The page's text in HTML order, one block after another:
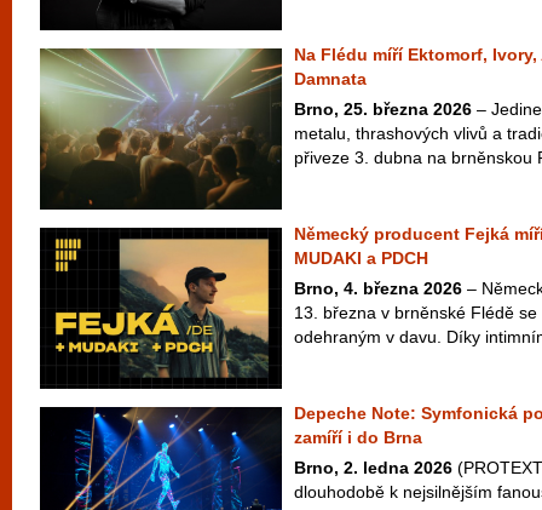
Na Flédu míří Ektomorf,
Damnata
Brno, 25. března 2026 –
metalu, thrashových vlivů a
přiveze 3. dubna na brněnskou
Německý producent Fejká
MUDAKI a PDCH
Brno, 4. března 2026 –
13. března v brněnské Flédě
odehraným v davu. Díky
Depeche Note: Symfonická
zamíří i do Brna
Brno, 2. ledna 2026
dlouhodobě k nejsilnějším